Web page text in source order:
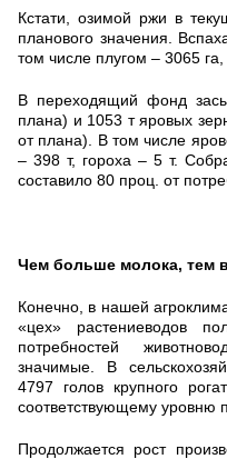
Кстати, озимой ржи в
планового значения.
том числе плугом – 3065
В переходящий фонд
плана) и 1053 т яровых
от плана). В том числе
– 398 т, гороха – 5 т.
составило 80 проц. от
Чем больше молока, тем
Конечно, в нашей
«цех» растениеводов
потребностей
значимые. В
4797 голов крупного
соответствующему уровню
Продолжается рост